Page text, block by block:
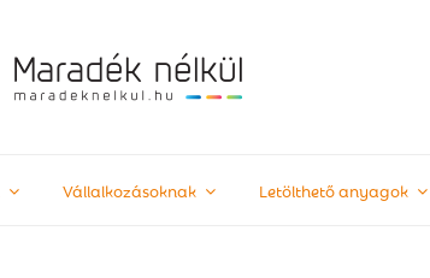
Vállalkozásoknak Letölthető anyagok